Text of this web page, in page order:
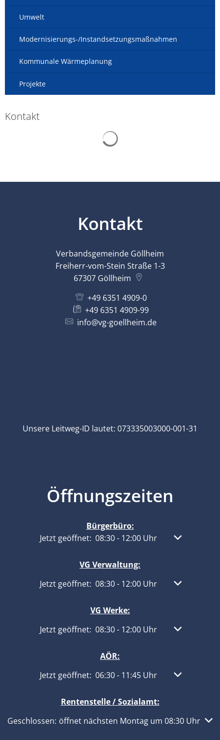
Umwelt
Modernisierungs-/Instandsetzungsmaßnahmen
Kommunale Wärmeplanung
Projekte
Kontakt
Kontakt
Verbandsgemeinde Göllheim
Freiherr-vom-Stein Straße 1-3
67307 Göllheim
+49 6351 4909-0
+49 6351 4909-99
info@vg-goellheim.de
Unsere Leitweg-ID lautet: 073335003000-001-31
Öffnungszeiten
Bürgerbüro:
Klicken, um weitere Öffnungs- oder
Jetzt geöffnet: 08:30- 12:00Uhr Von 08:30
VG Verwaltung:
Klicken, um weitere Öffnungs- oder
Jetzt geöffnet: 08:30- 12:00Uhr Von 08:30
VG Werke:
Klicken, um weitere Öffnungs- oder
Jetzt geöffnet: 08:30- 12:00Uhr Von 08:30
AÖR:
Klicken, um weitere Öffnungs- oder
Jetzt geöffnet: 06:30- 11:45Uhr Von 06:30
Rentenstelle / Sozialamt:
Klicken, um weitere Öffnungs- oder Schließzeiten
Geschlossen: öffnet nächsten Montag um 08:30 Uhr